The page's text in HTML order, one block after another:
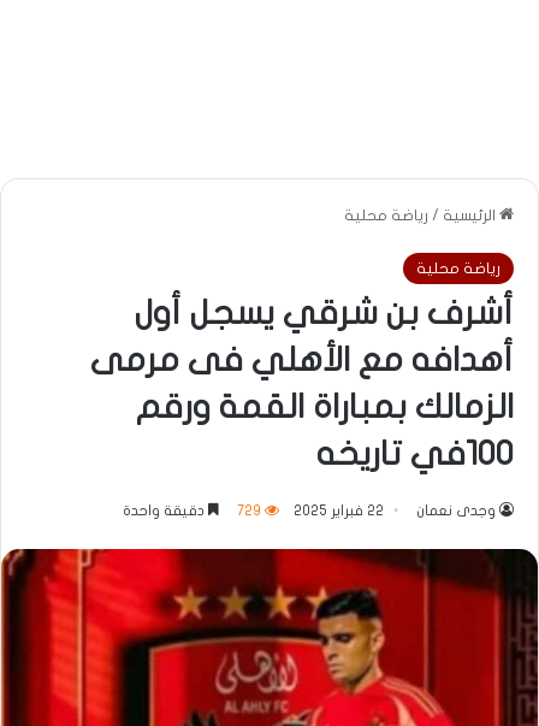
الرئيسية / رياضة محلية
رياضة محلية
أشرف بن شرقي يسجل أول
أهدافه مع الأهلي فى مرمى
الزمالك بمباراة القمة ورقم
100في تاريخه
وجدى نعمان 22 فبراير 2025 729 دقيقة واحدة